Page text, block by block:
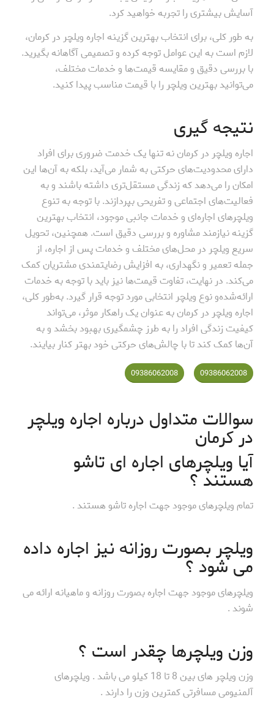
آسایش بیشتری را تجربه خواهید کرد.
به طور کلی، برای انتخاب بهترین گزینه اجاره ویلچر در کرمان،
لازم است به این عوامل توجه کرده و تصمیمی آگاهانه بگیرید.
با بررسی دقیق و مقایسه قیمت‌ها و خدمات مختلف،
می‌توانید بهترین ویلچر را با قیمت مناسب پیدا کنید.
نتیجه گیری
اجاره ویلچر در کرمان نه تنها یک خدمت ضروری برای افراد
دارای محدودیت‌های حرکتی به شمار می‌آید، بلکه به آن‌ها این
امکان را می‌دهد که زندگی مستقل‌تری داشته باشند و به
فعالیت‌های اجتماعی و تفریحی بپردازند. با توجه به تنوع
ویلچرهای اجاره‌ای و خدمات جانبی موجود، انتخاب بهترین
گزینه نیازمند مشاوره و بررسی دقیق است. همچنین، تحویل
سریع ویلچر در محل‌های مختلف و خدمات پس از اجاره، از
جمله تعمیر و نگهداری، به افزایش رضایتمندی مشتریان کمک
می‌کند. در نهایت، تفاوت قیمت‌ها نیز باید با توجه به خدمات
ارائه‌شده‌و نوع ویلچر انتخابی مورد توجه قرار گیرد. به‌طور کلی،
اجاره ویلچر در کرمان به عنوان یک راهکار موثر، می‌تواند
کیفیت زندگی افراد را به طرز چشمگیری بهبود بخشد و به
آن‌ها کمک کند تا با چالش‌های حرکتی خود بهتر کنار بیایند.
09386062008
09386062008
سوالات متداول درباره اجاره ویلچر
در کرمان
آیا ویلچرهای اجاره ای تاشو
هستند ؟
تمام ویلچرهای موجود جهت اجاره تاشو هستند .
ویلچر بصورت روزانه نیز اجاره داده
می شود ؟
ویلچرهای موجود جهت اجاره بصورت روزانه و ماهیانه ارائه می
شوند .
وزن ویلچرها چقدر است ؟
وزن ویلچر های بین 8 تا 18 کیلو می باشد . ویلچرهای
آلمنیومی مسافرتی کمترین وزن را دارند .